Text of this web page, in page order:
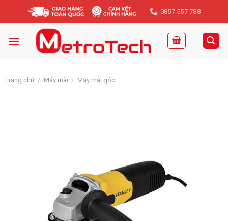
0857 557 788
Trang chủ / Máy mài / Máy mài góc